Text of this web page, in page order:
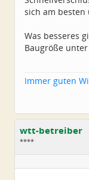
sich am besten
Was besseres
Baugröße
Immer guten
wtt-betreiber
****
Geschlecht:
keine
Beiträge:
110